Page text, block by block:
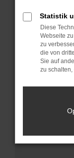
sind.
Veraltete
führen,
Wende
Wenn du
hast,
uns
Statistik
Diese
Webseite
zu
die von
Sie auf
zu